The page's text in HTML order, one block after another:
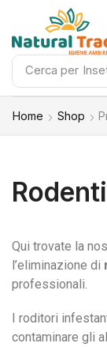
Cerca per
Home Shop
Qui trovate la
l’eliminazione di
professionali.
I roditori
contaminare gli